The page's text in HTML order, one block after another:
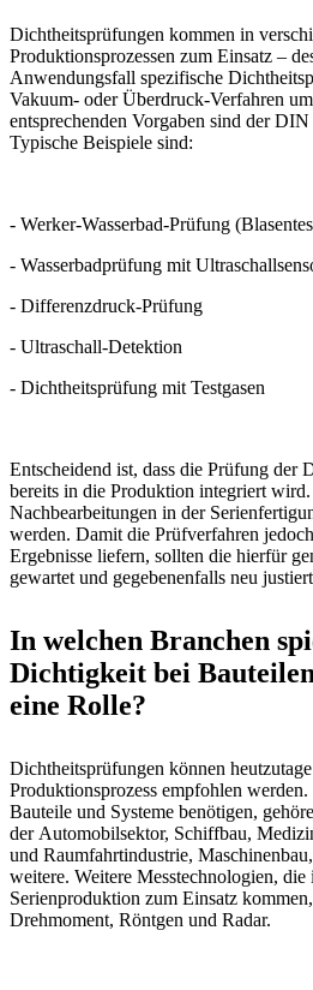
Dichtheitsprüfungen kommen in
Produktionsprozessen zum Einsatz –
Anwendungsfall spezifische
Vakuum- oder Überdruck-Verfahren
entsprechenden Vorgaben sind der
Typische Beispiele sind:
- Werker-Wasserbad-Prüfung
- Wasserbadprüfung mit
- Differenzdruck-Prüfung
- Ultraschall-Detektion
- Dichtheitsprüfung mit Testgasen
Entscheidend ist, dass die Prüfung der
bereits in die Produktion integriert
Nachbearbeitungen in der
werden. Damit die Prüfverfahren
Ergebnisse liefern, sollten die hierfür
gewartet und gegebenenfalls neu
In welchen Branchen
Dichtigkeit bei
eine Rolle?
Dichtheitsprüfungen können
Produktionsprozess empfohlen
Bauteile und Systeme benötigen,
der Automobilsektor, Schiffbau,
und Raumfahrtindustrie,
weitere. Weitere Messtechnologien,
Serienproduktion zum Einsatz
Drehmoment, Röntgen und Radar.